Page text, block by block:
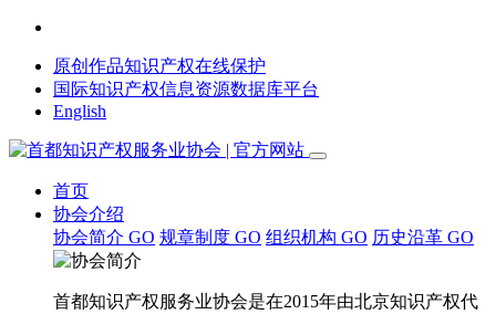
原创作品知识产权在线保护
国际知识产权信息资源数据库平台
English
首页
协会介绍
协会简介 GO 规章制度 GO 组织机构 GO 历史沿革 GO
首都知识产权服务业协会是在2015年由北京知识产权代